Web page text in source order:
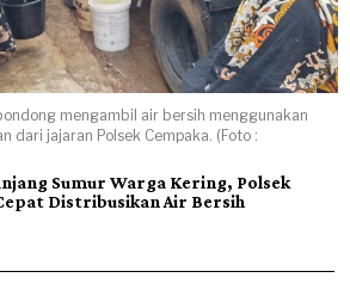
mengambil air bersih menggunakan
dari jajaran Polsek Cempaka. (Foto :
Sumur Warga Kering, Polsek
Distribusikan Air Bersih